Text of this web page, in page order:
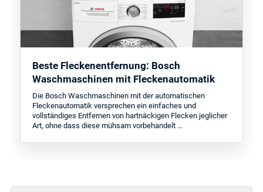
Beste Fleckenentfernung: Bosch
Waschmaschinen mit Fleckenautomatik
Die Bosch Waschmaschinen mit der automatischen
Fleckenautomatik versprechen ein einfaches und
vollständiges Entfernen von hartnäckigen Flecken jeglicher
Art, ohne dass diese mühsam vorbehandelt …